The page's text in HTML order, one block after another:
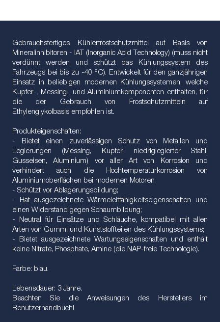
Gebrauchsfertiges Kühlerfrostschutzmittel auf Basis von
Mineralinhibitoren - IAT (Inorganic Acid Technology) (muss nicht
verdünnt werden und schützt das Kühlungssystem des
Fahrzeugs bei bis zu -40 °С). Entwickelt für den ganzjährigen
Einsatz in beliebigen modernen Kühlungssystemen, welche
Kupfer-, Messing- und Aluminiumkomponenten enthalten, für
die der Gebrauch von Frostschutzmitteln auf
Ethylenglykolbasis empfohlen ist.
Produkteigenschaften:
- Bietet einen zuverlässigen Schutz von Metallen und
Legierungen (Messing, Kupfer, niedriglegierter Stahl,
Gusseisen, Aluminium) vor aller Art von Korrosion und
verhindert auch die Hochtemperaturkorrosion von
Aluminiumoberflächen bei modernen Motoren
- Schützt vor Ablagerungsbildung;
- Hat ausgezeichnete Wärmeleitfähigkeitseigenschaften und
einen Widerstand gegen Schaumbildung;
- Neutral für Einsätze und Schläuche, kompatibel mit allen
Arten von Gummi und Kunststoffteilen des Kühlungssystems;
- Bietet ausgezeichnete Wartungseigenschaften und enthält
keine Nitrate, Phosphate, Amine (die NAP-freie Technologie).
Farbe: blau.
Lebensdauer: 3 Jahre.
Beachten Sie die Anweisungen des Herstellers im
Benutzerhandbuch!